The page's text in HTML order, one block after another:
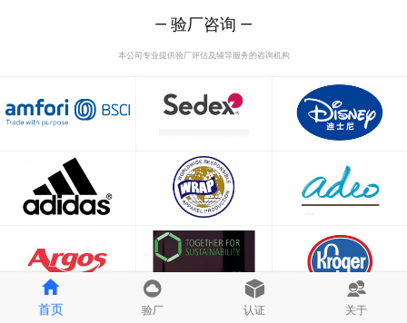
首页 验厂 认证 关于
— 验厂咨询 —
本公司专业提供验厂评估及辅导服务的咨询机构